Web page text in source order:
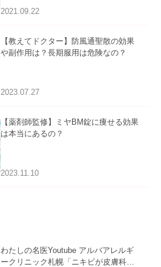
2021.09.22
【教えてドクター】防風通聖散の効果
や副作用は？長期服用は危険なの？
2023.07.27
【薬剤師監修】ミヤBM錠に痩せる効果
は本当にあるの？
2023.11.10
わたしの名医Youtube アルバアレルギ
ークリニック札幌「ニキビが皮膚科で